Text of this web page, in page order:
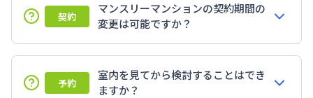
契約
マンスリーマンションの契約期間の
変更は可能ですか？
予約
室内を見てから検討することはでき
ますか？